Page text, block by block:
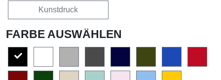
Kunstdruck
FARBE AUSWÄHLEN